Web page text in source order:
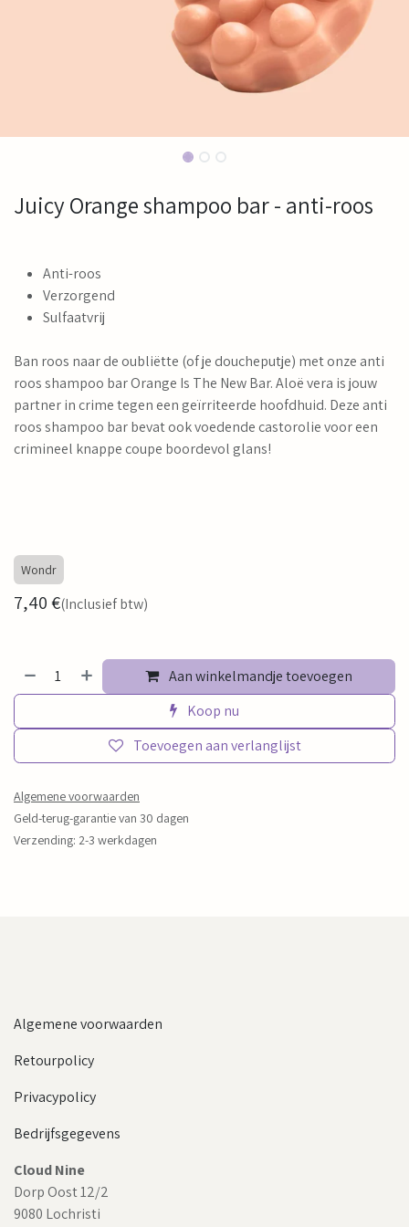
Juicy Orange shampoo bar - anti-roos
Anti-roos
Verzorgend
Sulfaatvrij
Ban roos naar de oubliëtte (of je doucheputje) met onze anti
roos shampoo bar Orange Is The New Bar. Aloë vera is jouw
partner in crime tegen een geïrriteerde hoofdhuid. Deze anti
roos shampoo bar bevat ook voedende castorolie voor een
crimineel knappe coupe boordevol glans!
Wondr
7,40€(Inclusief btw)
Aan winkelmandje toevoegen
Koop nu
Toevoegen aan verlanglijst
Algemene voorwaarden
Geld-terug-garantie van 30 dagen
Verzending: 2-3 werkdagen
Algemene voorwaarden
Retourpolicy
Privacypolicy
Bedrijfsgegevens
Cloud Nine
Dorp Oost 12/2
9080 Lochristi